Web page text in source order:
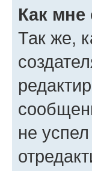
Как мне
Так же,
не